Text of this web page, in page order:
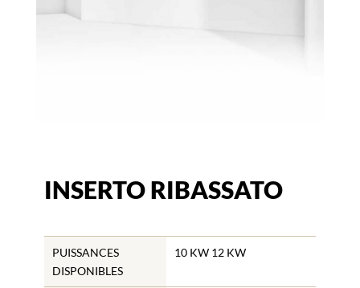
INSERTO RIBASSATO
PUISSANCES
DISPONIBLES
10 KW 12 KW